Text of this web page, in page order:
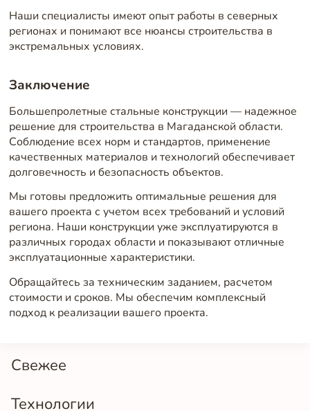
Свежее
Технологии
Наши специалисты имеют опыт работы в северных
регионах и понимают все нюансы строительства в
экстремальных условиях.
Заключение
Большепролетные стальные конструкции — надежное
решение для строительства в Магаданской области.
Соблюдение всех норм и стандартов, применение
качественных материалов и технологий обеспечивает
долговечность и безопасность объектов.
Мы готовы предложить оптимальные решения для
вашего проекта с учетом всех требований и условий
региона. Наши конструкции уже эксплуатируются в
различных городах области и показывают отличные
эксплуатационные характеристики.
Обращайтесь за техническим заданием, расчетом
стоимости и сроков. Мы обеспечим комплексный
подход к реализации вашего проекта.